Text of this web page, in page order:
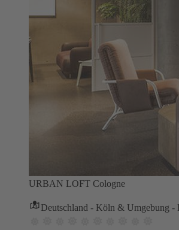
URBAN LOFT Cologne
Deutschland - Köln & Umgebung -